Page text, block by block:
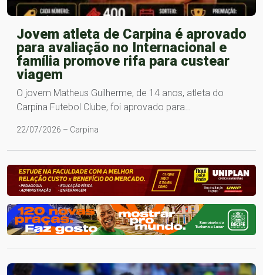
Jovem atleta de Carpina é aprovado
para avaliação no Internacional e
família promove rifa para custear
viagem
O jovem Matheus Guilherme, de 14 anos, atleta do
Carpina Futebol Clube, foi aprovado para…
22/07/2026 – Carpina